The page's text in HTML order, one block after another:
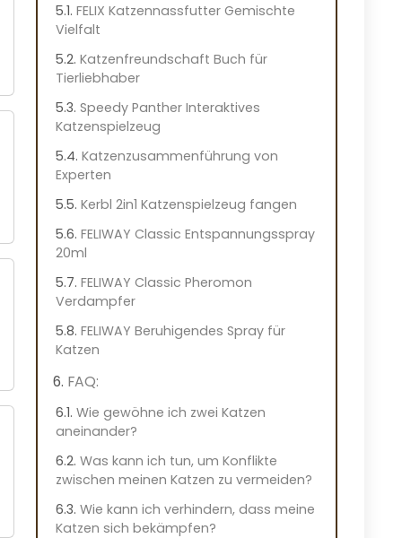
FELIX Katzennassfutter Gemischte
Vielfalt
Katzenfreundschaft Buch für
Tierliebhaber
Speedy Panther Interaktives
Katzenspielzeug
Katzenzusammenführung von
Experten
Kerbl 2in1 Katzenspielzeug fangen
FELIWAY Classic Entspannungsspray
20ml
FELIWAY Classic Pheromon
Verdampfer
FELIWAY Beruhigendes Spray für
Katzen
FAQ:
Wie gewöhne ich zwei Katzen
aneinander?
Was kann ich tun, um Konflikte
zwischen meinen Katzen zu vermeiden?
Wie kann ich verhindern, dass meine
Katzen sich bekämpfen?